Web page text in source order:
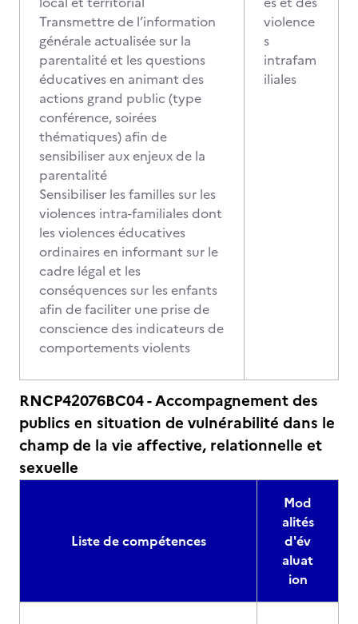
Transmettre de l’information
générale actualisée sur la
parentalité et les questions
éducatives en animant des
actions grand public (type
conférence, soirées
thématiques) afin de
sensibiliser aux enjeux de la
parentalité
Sensibiliser les familles sur les
violences intra-familiales dont
les violences éducatives
ordinaires en informant sur le
cadre légal et les
conséquences sur les enfants
afin de faciliter une prise de
conscience des indicateurs de
comportements violents
violence
s
intrafam
iliales
RNCP42076BC04 - Accompagnement des
publics en situation de vulnérabilité dans le
champ de la vie affective, relationnelle et
sexuelle
Liste de compétences
Mod
alités
d'év
aluat
ion